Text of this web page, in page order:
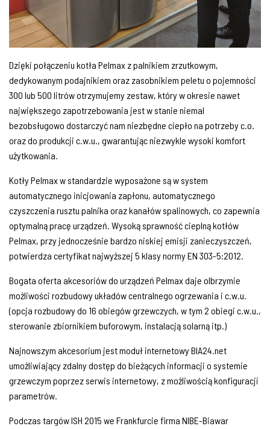
Dzięki połączeniu kotła Pelmax z palnikiem zrzutkowym,
dedykowanym podajnikiem oraz zasobnikiem peletu o pojemności
300 lub 500 litrów otrzymujemy zestaw, który w okresie nawet
największego zapotrzebowania jest w stanie niemal
bezobsługowo dostarczyć nam niezbędne ciepło na potrzeby c.o.
oraz do produkcji c.w.u., gwarantując niezwykle wysoki komfort
użytkowania.
Kotły Pelmax w standardzie wyposażone są w system
automatycznego inicjowania zapłonu, automatycznego
czyszczenia rusztu palnika oraz kanałów spalinowych, co zapewnia
optymalną pracę urządzeń. Wysoką sprawność cieplną kotłów
Pelmax, przy jednocześnie bardzo niskiej emisji zanieczyszczeń,
potwierdza certyfikat najwyższej 5 klasy normy EN 303-5:2012.
Bogata oferta akcesoriów do urządzeń Pelmax daje olbrzymie
możliwości rozbudowy układów centralnego ogrzewania i c.w.u.
(opcja rozbudowy do 16 obiegów grzewczych, w tym 2 obiegi c.w.u.,
sterowanie zbiornikiem buforowym, instalacją solarną itp.)
Najnowszym akcesorium jest moduł internetowy BIA24.net
umożliwiający zdalny dostęp do bieżących informacji o systemie
grzewczym poprzez serwis internetowy, z możliwością konfiguracji
parametrów.
Podczas targów ISH 2015 we Frankfurcie firma NIBE-Biawar